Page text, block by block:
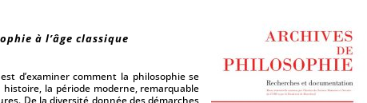
à l’âge classique
d’examiner comment la philosophie se
la période moderne, remarquable
De la diversité donnée des démarches